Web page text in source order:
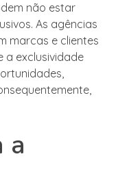
não estar
As agências
marcas e clientes
a exclusividade
a